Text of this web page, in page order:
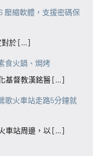
壓縮軟體，支援密碼保
對於 [...]
食火鍋、焗烤
基督教漢銘醫 [...]
歌火車站走路5分鐘就
車站周邊，以 [...]